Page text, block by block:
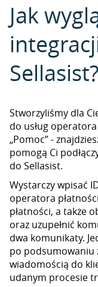
Jak
Sellasist?
Stworzyliśmy dla
do usług operatora
„Pomoc” -
pomogą Ci
do Sellasist.
Wystarczy wpisać
operatora
płatności, a także
oraz uzupełnić
dwa komunikaty.
po podsumowaniu
wiadomością do
udanym procesie